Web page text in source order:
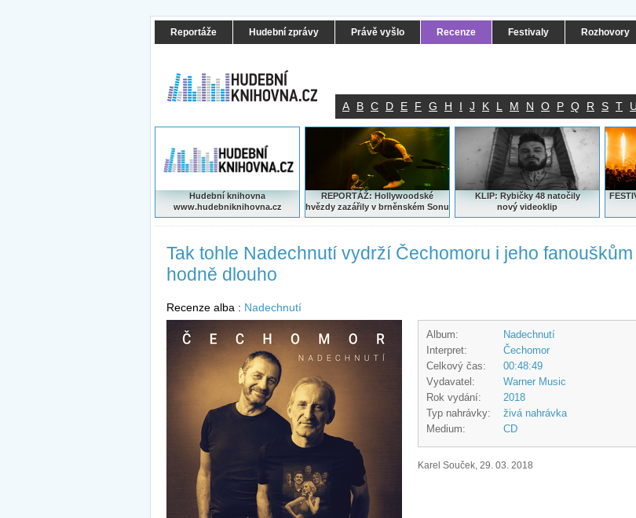
Reportáže Hudební zprávy Právě vyšlo Recenze Festivaly Rozhovory
A B C D E F G H I J K L M N O P Q R S T U
Hudební knihovna
www.hudebniknihovna.cz
REPORTÁŽ: Hollywoodské
hvězdy zazářily v brněnském Sonu
KLIP: Rybičky 48 natočily
nový videoklip
Tak tohle Nadechnutí vydrží Čechomoru i jeho fanouškům
hodně dlouho
Recenze alba : Nadechnutí
Album:
Nadechnutí
Interpret:
Čechomor
Celkový čas:
00:48:49
Vydavatel:
Warner Music
Rok vydání:
2018
Typ nahrávky:
živá nahrávka
Medium:
CD
Karel Souček, 29. 03. 2018